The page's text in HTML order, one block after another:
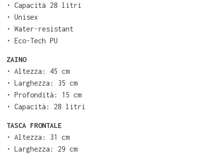
• Capacità 28 litri
• Unisex
• Water-resistant
• Eco-Tech PU
ZAINO
⁠•⁠ Altezza: 45 cm
•⁠ ⁠Larghezza: 35 cm
•⁠ ⁠Profondità: 15 cm
•⁠ Capacità: 28 litri
TASCA FRONTALE
•⁠ ⁠Altezza: 31 cm
•⁠ ⁠Larghezza: 29 cm